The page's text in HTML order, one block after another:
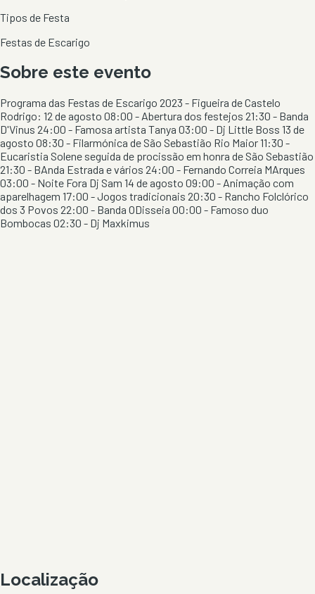
Tipos de Festa
Festas de Escarigo
Sobre este evento
Programa das Festas de Escarigo 2023 - Figueira de Castelo
Rodrigo: 12 de agosto 08:00 - Abertura dos festejos 21:30 - Banda
D'Vinus 24:00 - Famosa artista Tanya 03:00 - Dj Little Boss 13 de
agosto 08:30 - Filarmónica de São Sebastião Rio Maior 11:30 -
Eucaristia Solene seguida de procissão em honra de São Sebastião
21:30 - BAnda Estrada e vários 24:00 - Fernando Correia MArques
03:00 - Noite Fora Dj Sam 14 de agosto 09:00 - Animação com
aparelhagem 17:00 - Jogos tradicionais 20:30 - Rancho Folclórico
dos 3 Povos 22:00 - Banda ODisseia 00:00 - Famoso duo
Bombocas 02:30 - Dj Maxkimus
Localização